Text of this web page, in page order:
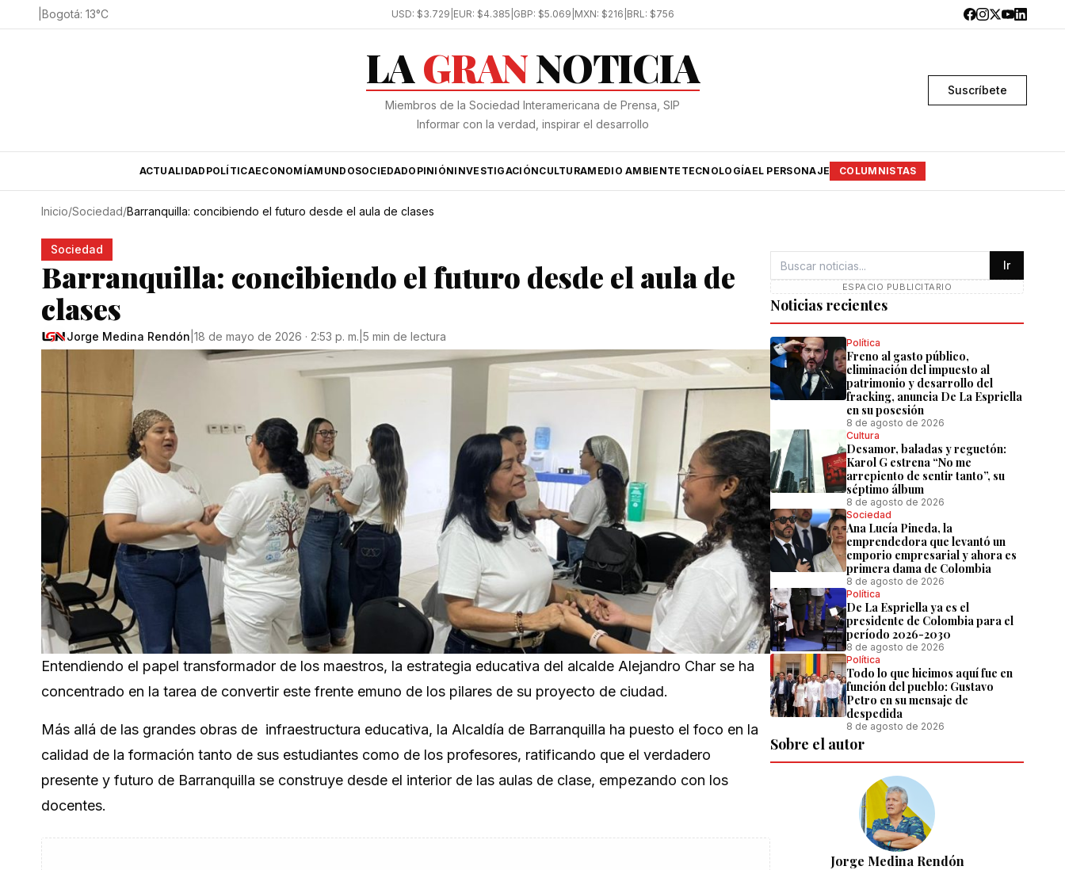
Bogotá: 13°C USD: $3.729 EUR: $4.385 GBP: $5.069 MXN: $216 BRL: $756
LAGRANNOTICIA
Miembros de la Sociedad Interamericana de Prensa, SIP
Informar con la verdad, inspirar el desarrollo
Suscríbete
ACTUALIDAD POLÍTICAECONOMÍAMUNDOSOCIEDADOPINIÓNINVESTIGACIÓNCULTURAMEDIO AMBIENTE TECNOLOGÍAEL PERSONAJE COLUMNISTAS
Inicio/Sociedad/Barranquilla: concibiendo el futuro desde el aula de clases
Sociedad
Barranquilla: concibiendo el futuro desde el aula de
clases
Jorge Medina Rendón 18 de mayo de 2026 · 2:53 p. m. 5 min de lectura
Entendiendo el papel transformador de los maestros, la estrategia educativa del alcalde Alejandro Char se ha
concentrado en la tarea de convertir este frente emuno de los pilares de su proyecto de ciudad.
Más allá de las grandes obras de infraestructura educativa, la Alcaldía de Barranquilla ha puesto el foco en la
calidad de la formación tanto de sus estudiantes como de los profesores, ratificando que el verdadero
presente y futuro de Barranquilla se construye desde el interior de las aulas de clase, empezando con los
docentes.
Ir
ESPACIO PUBLICITARIO
Noticias recientes
Política
Freno al gasto público,
eliminación del impuesto al
patrimonio y desarrollo del
fracking, anuncia De La Espriella
en su posesión
8 de agosto de 2026
Cultura
Desamor, baladas y reguetón:
Karol G estrena “No me
arrepiento de sentir tanto”, su
séptimo álbum
8 de agosto de 2026
Sociedad
Ana Lucía Pineda, la
emprendedora que levantó un
emporio empresarial y ahora es
primera dama de Colombia
8 de agosto de 2026
Política
De La Espriella ya es el
presidente de Colombia para el
período 2026-2030
8 de agosto de 2026
Política
Todo lo que hicimos aquí fue en
función del pueblo: Gustavo
Petro en su mensaje de
despedida
8 de agosto de 2026
Sobre el autor
Jorge Medina Rendón